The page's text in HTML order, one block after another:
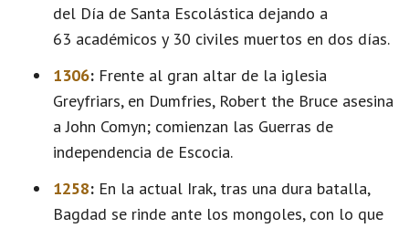
del Día de Santa Escolástica dejando a
63 académicos y 30 civiles muertos en dos días.
1306: Frente al gran altar de la iglesia
Greyfriars, en Dumfries, Robert the Bruce asesina
a John Comyn; comienzan las Guerras de
independencia de Escocia.
1258: En la actual Irak, tras una dura batalla,
Bagdad se rinde ante los mongoles, con lo que